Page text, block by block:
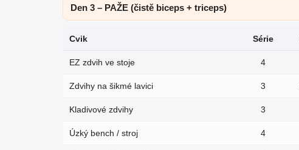
Den 3 – PAŽE (čistě biceps + triceps)
Cvik Série
EZ zdvih ve stoje 4
Zdvihy na šikmé lavici 3
Kladivové zdvihy 3
Úzký bench / stroj 4